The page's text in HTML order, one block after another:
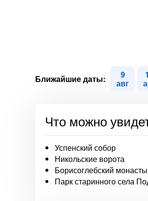
Ближайшие даты: 9
авг
Что можно
Успенский собор
Никольские ворота
Борисоглебский
Парк старинного села